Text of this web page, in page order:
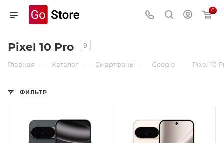
0
Pixel 10 Pro 9
Главная — Каталог — Смартфоны — Google — Pixel 10
ФИЛЬТР